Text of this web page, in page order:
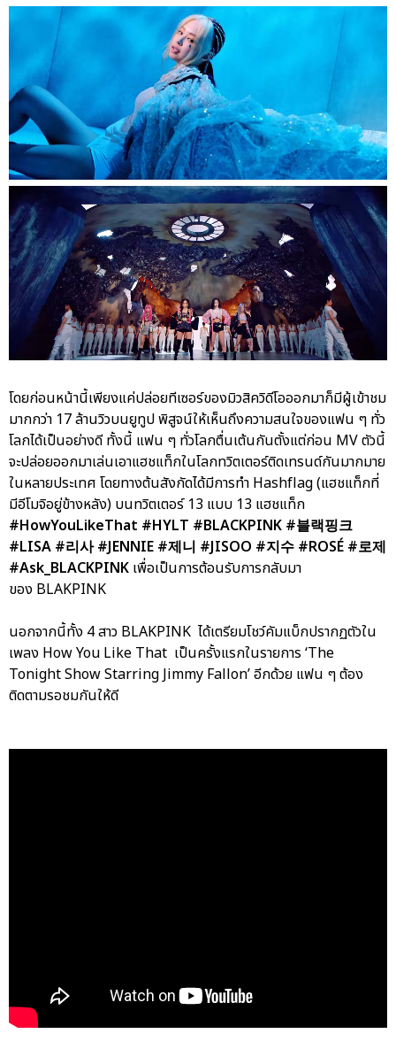
โดยก่อนหน้านี้เพียงแค่ปล่อยทีเซอร์ของมิวสิควิดีโอออกมาก็มีผู้เข้าชม
มากกว่า 17 ล้านวิวบนยูทูป พิสูจน์ให้เห็นถึงความสนใจของแฟน ๆ ทั่ว
โลกได้เป็นอย่างดี ทั้งนี้ แฟน ๆ ทั่วโลกตื่นเต้นกันตั้งแต่ก่อน MV ตัวนี้
จะปล่อยออกมาเล่นเอาแฮชแท็กในโลกทวิตเตอร์ติดเทรนด์กันมากมาย
ในหลายประเทศ โดยทางต้นสังกัดได้มีการทำ Hashflag (แฮชแท็กที่
มีอีโมจิอยู่ข้างหลัง) บนทวิตเตอร์ 13 แบบ 13 แฮชแท็ก
#HowYouLikeThat #HYLT #BLACKPINK #블랙핑크
#LISA #리사 #JENNIE #제니 #JISOO #지수 #ROSÉ #로제
#Ask_BLACKPINK เพื่อเป็นการต้อนรับการกลับมา
ของ BLAKPINK
นอกจากนี้ทั้ง 4 สาว BLAKPINK ได้เตรียมโชว์คัมแบ็กปรากฏตัวใน
เพลง How You Like That เป็นครั้งแรกในรายการ ‘The
Tonight Show Starring Jimmy Fallon’ อีกด้วย แฟน ๆ ต้อง
ติดตามรอชมกันให้ดี